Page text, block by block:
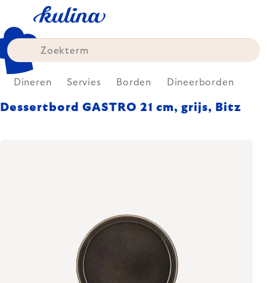
content
Dineren Servies Borden Dineerborden
Dessertbord GASTRO 21 cm, grijs, Bitz